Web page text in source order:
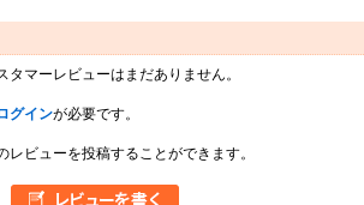
タマーレビューはまだありません。
グインが必要です。
レビューを投稿することができます。